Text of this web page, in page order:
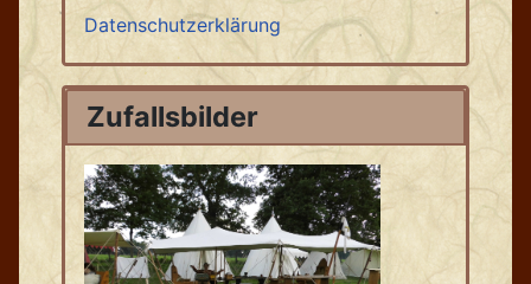
Datenschutzerklärung
Zufallsbilder